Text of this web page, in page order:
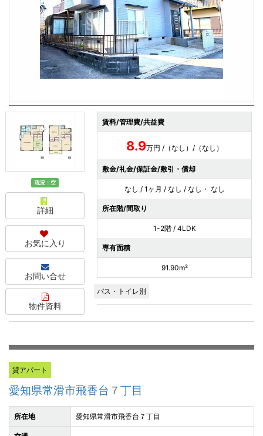
現況：空
詳細
お気に入り
お問い合せ
物件資料
賃料/管理費/共益費
8.9万円 /（なし）/（なし）
敷金/礼金/保証金/敷引・償却
なし / 1ヶ月 / なし / なし・ なし
所在階/間取り
1-2階 / 4LDK
専有面積
91.90m²
バス・トイレ別
貸アパート
愛知県常滑市飛香台７丁目
所在地 愛知県常滑市飛香台７丁目